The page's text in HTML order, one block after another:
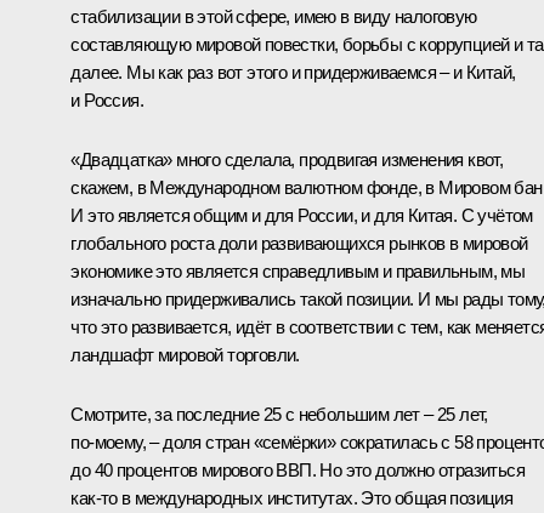
стабилизации в этой сфере, имею в виду налоговую
составляющую мировой повестки, борьбы с коррупцией и
далее. Мы как раз вот этого и придерживаемся – и Китай,
и Россия.
«Двадцатка» много сделала, продвигая изменения квот,
скажем, в Международном валютном фонде, в Мировом
И это является общим и для России, и для Китая. С учётом
глобального роста доли развивающихся рынков в мировой
экономике это является справедливым и правильным, мы
изначально придерживались такой позиции. И мы рады
что это развивается, идёт в соответствии с тем, как
ландшафт мировой торговли.
Смотрите, за последние 25 с небольшим лет – 25 лет,
по‑моему, – доля стран «семёрки» сократилась с 58
до 40 процентов мирового ВВП. Но это должно отразиться
как‑то в международных институтах. Это общая позиция